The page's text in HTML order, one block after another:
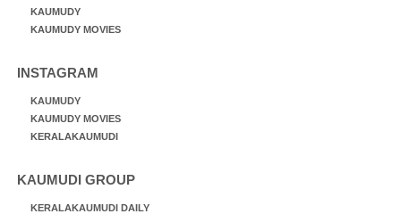
KAUMUDY
KAUMUDY MOVIES
INSTAGRAM
KAUMUDY
KAUMUDY MOVIES
KERALAKAUMUDI
KAUMUDI GROUP
KERALAKAUMUDI DAILY